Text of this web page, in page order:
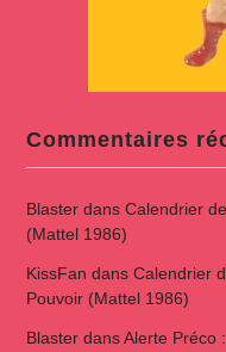
Commentaires
Blasterdans Calendrier
(Mattel 1986)
KissFan dans Calendrier
Pouvoir (Mattel 1986)
BlasterdansAlerte Préco